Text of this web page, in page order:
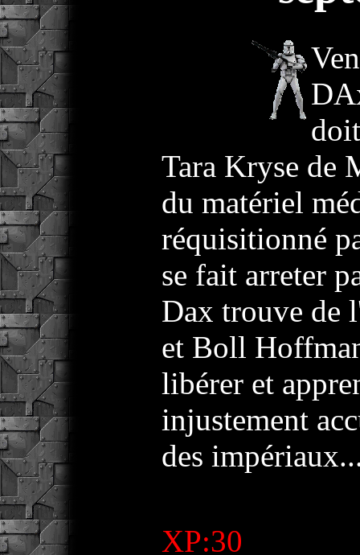
Tara Kryse de
du matériel
réquisitionné
se fait arreter
Dax trouve de
et Boll
libérer et
injustement
des
XP:30